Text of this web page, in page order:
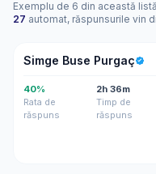
Exemplu de 6 din această
27 automat, răspunsurile vin
SB
Simge Buse Purgaç
40%
Rata de
răspuns
2h 36m
Timp de
răspuns